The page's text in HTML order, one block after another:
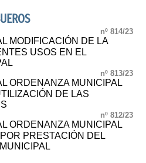
nº 814/23
MODIFICACIÓN DE LA
USOS EN EL
nº 813/23
ORDENANZA MUNICIPAL
DE LAS
nº 812/23
ORDENANZA MUNICIPAL
PRESTACIÓN DEL